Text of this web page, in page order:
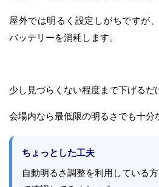
屋外では明るく設定しがちですが
バッテリーを消耗します。
少し見づらくない程度まで下げるだ
会場内なら最低限の明るさでも十分
ちょっとした工夫
自動明るさ調整を利用している